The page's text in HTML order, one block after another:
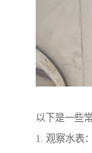
以下是一些
1. 观察水表